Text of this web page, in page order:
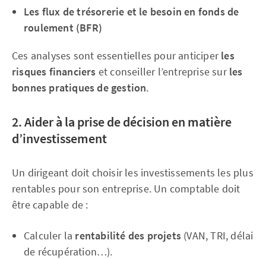
Les flux de trésorerie et le besoin en fonds de
roulement (BFR)
Ces analyses sont essentielles pour anticiperles
risques financiers et conseiller l’entreprise surles
bonnes pratiques de gestion.
2. Aider à la prise de décision en matière
d’investissement
Un dirigeant doit choisir les investissements les plus
rentables pour son entreprise. Un comptable doit
être capable de :
Calculer la rentabilité des projets (VAN, TRI, délai
de récupération…).